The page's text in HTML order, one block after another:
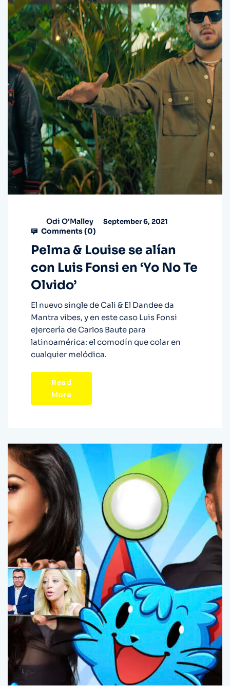
Odi O'Malley September 6, 2021
Comments (0)
Pelma & Louise se alían
con Luis Fonsi en ‘Yo No Te
Olvido’
El nuevo single de Cali & El Dandee da
Mantra vibes, y en este caso Luis Fonsi
ejercería de Carlos Baute para
latinoamérica: el comodín que colar en
cualquier melódica.
Read
More